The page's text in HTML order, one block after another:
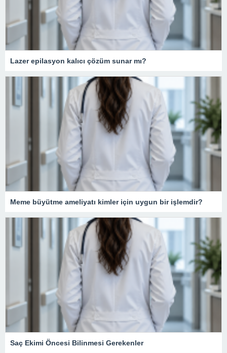
Lazer epilasyon kalıcı çözüm sunar mı?
Meme büyütme ameliyatı kimler için uygun bir işlemdir?
Saç Ekimi Öncesi Bilinmesi Gerekenler